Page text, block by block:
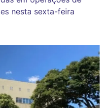
nesta sexta-feira